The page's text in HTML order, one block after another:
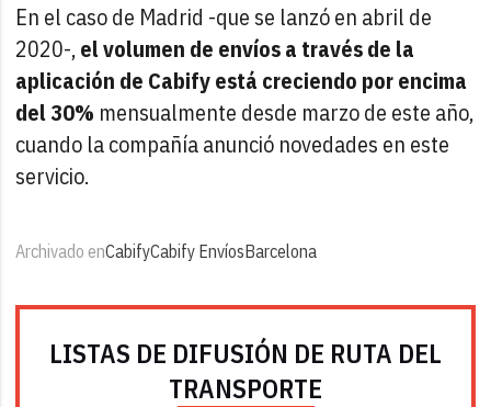
En el caso de Madrid -que se lanzó en abril de
2020-,el volumen de envíos a través de la
aplicación de Cabify está creciendo por encima
del 30% mensualmente desde marzo de este año,
cuando la compañía anunció novedades en este
servicio.
Archivado enCabifyCabify EnvíosBarcelona
LISTAS DE DIFUSIÓN DE RUTA DEL
TRANSPORTE